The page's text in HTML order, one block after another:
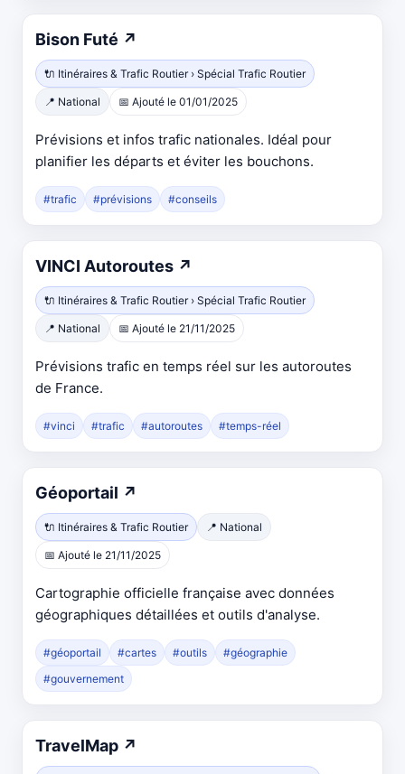
Bison Futé ↗
dans
un
nouvel
onglet
🔌 Itinéraires & Trafic Routier › Spécial Trafic Routier
📍 National 📅 Ajouté le 01/01/2025
Prévisions et infos trafic nationales. Idéal pour
planifier les départs et éviter les bouchons.
#trafic #prévisions #conseils
VINCI Autoroutes ↗
dans
un
onglet
🔌 Itinéraires & Trafic Routier › Spécial Trafic Routier
📍 National 📅 Ajouté le 21/11/2025
Prévisions trafic en temps réel sur les autoroutes
de France.
#vinci #trafic #autoroutes #temps-réel
Géoportail ↗
dans
un
onglet
🔌 Itinéraires & Trafic Routier 📍 National
📅 Ajouté le 21/11/2025
Cartographie officielle française avec données
géographiques détaillées et outils d'analyse.
#géoportail #cartes #outils
#géographie
#gouvernement
TravelMap ↗
dans